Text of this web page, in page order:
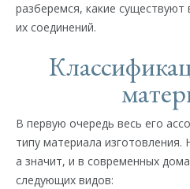
разберемся, какие существуют
их соединений.
В первую очередь весь его
типу материала
а значит, и в современных
следующих видов: